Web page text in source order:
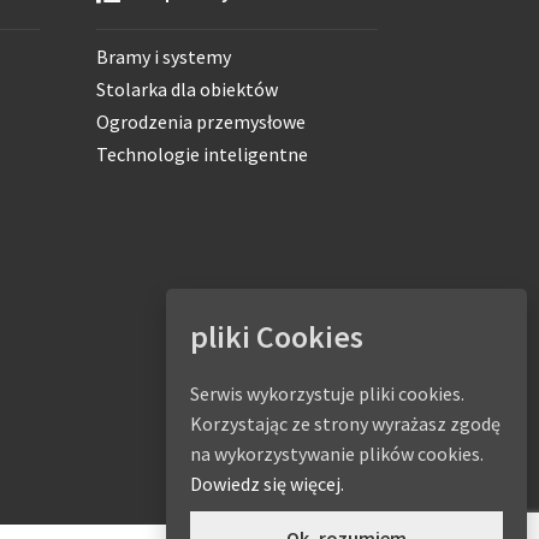
Bramy i systemy
Stolarka dla obiektów
Ogrodzenia przemysłowe
Technologie inteligentne
pliki Cookies
Serwis wykorzystuje pliki cookies.
Korzystając ze strony wyrażasz zgodę
na wykorzystywanie plików cookies.
Dowiedz się więcej.